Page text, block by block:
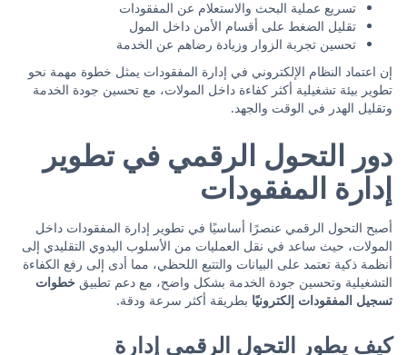
تسريع عملية البحث والاستعلام عن المفقودات
تقليل الضغط على أقسام الأمن داخل المول
تحسين تجربة الزوار وزيادة رضاهم عن الخدمة
إن اعتماد النظام الإلكتروني في إدارة المفقودات يمثل خطوة مهمة نحو
تطوير بيئة تشغيلية أكثر كفاءة داخل المولات، مع تحسين جودة الخدمة
وتقليل الهدر في الوقت والجهد.
دور التحول الرقمي في تطوير
إدارة المفقودات
أصبح التحول الرقمي عنصرًا أساسيًا في تطوير إدارة المفقودات داخل
المولات، حيث ساعد في نقل العمليات من الأسلوب اليدوي التقليدي إلى
أنظمة ذكية تعتمد على البيانات والتتبع اللحظي، مما أدى إلى رفع الكفاءة
التشغيلية وتحسين جودة الخدمة بشكل واضح، مع دعم تطبيق خطوات
تسجيل المفقودات إلكترونيًا بطريقة أكثر سرعة ودقة.
كيف يطور التحول الرقمي إدارة